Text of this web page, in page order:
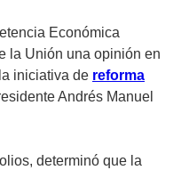
Económica
la Unión una opinión en
iniciativa de reforma
Andrés Manuel
determinó que la